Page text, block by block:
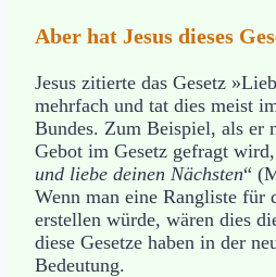
Aber hat Jesus dieses
Jesus zitierte das Gesetz
mehrfach und tat dies meist
Bundes. Zum Beispiel, als er
Gebot im Gesetz gefragt
und liebe deinen Nächsten“
Wenn man eine Rangliste für
erstellen würde, wären dies
diese Gesetze haben in der
Bedeutung.